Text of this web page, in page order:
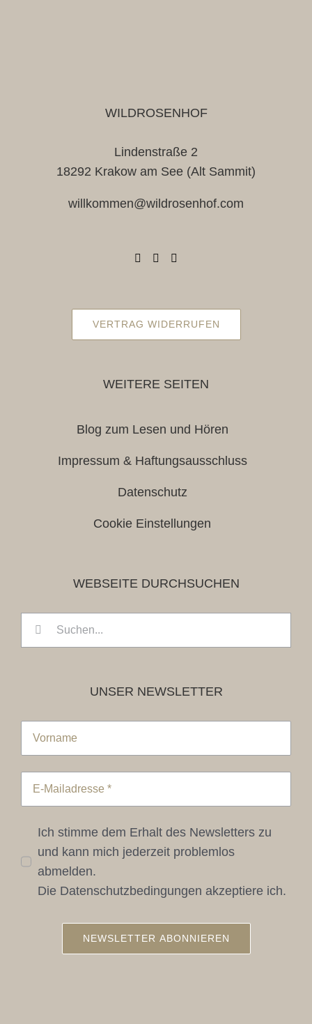
WILDROSENHOF
Lindenstraße 2
18292 Krakow am See (Alt Sammit)
willkommen@wildrosenhof.com
VERTRAG WIDERRUFEN
WEITERE SEITEN
Blog zum Lesen und Hören
Impressum & Haftungsausschluss
Datenschutz
Cookie Einstellungen
WEBSEITE DURCHSUCHEN
UNSER NEWSLETTER
Ich stimme dem Erhalt des Newsletters zu
und kann mich jederzeit problemlos
abmelden.
Die Datenschutzbedingungen akzeptiere ich.
NEWSLETTER ABONNIEREN